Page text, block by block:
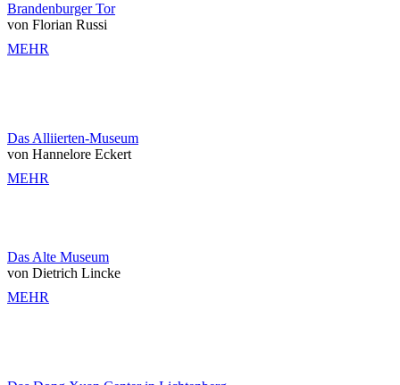
Brandenburger Tor
von Florian Russi
MEHR
Das Alliierten-Museum
von Hannelore Eckert
MEHR
Das Alte Museum
von Dietrich Lincke
MEHR